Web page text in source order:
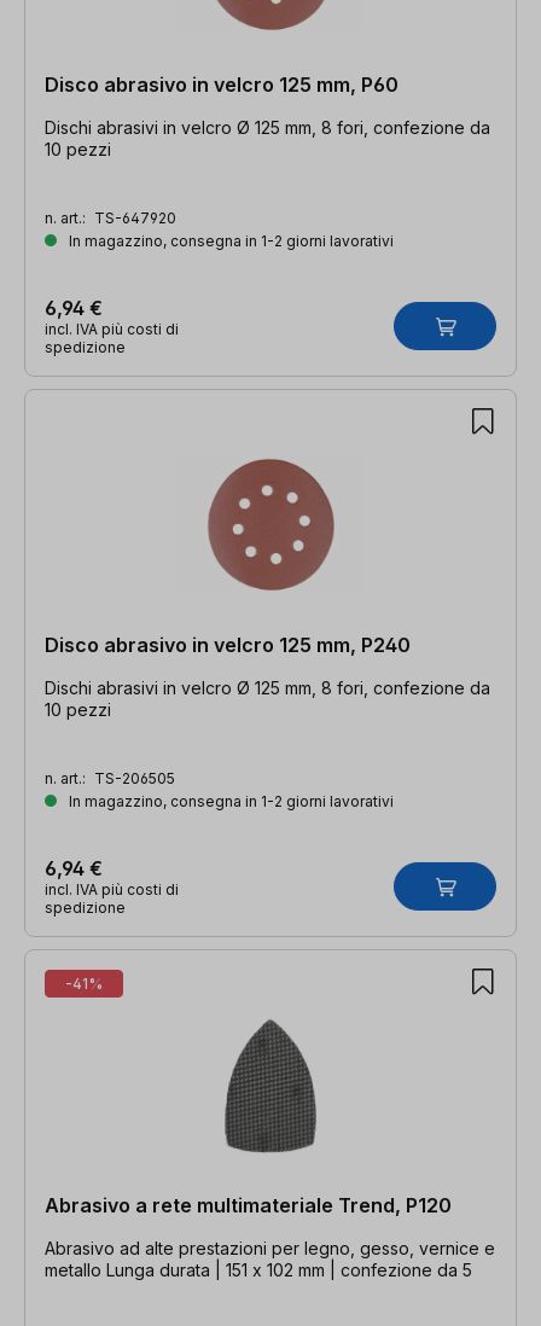
Disco abrasivo in velcro 125 mm, P60
Dischi abrasivi in velcro Ø 125 mm, 8 fori, confezione da
10 pezzi
n. art.: TS-647920
In magazzino, consegna in 1-2 giorni lavorativi
6,94 €
incl. IVA più costi di
spedizione
Disco abrasivo in velcro 125 mm, P240
Dischi abrasivi in velcro Ø 125 mm, 8 fori, confezione da
10 pezzi
n. art.: TS-206505
In magazzino, consegna in 1-2 giorni lavorativi
6,94 €
incl. IVA più costi di
spedizione
-41%
Abrasivo a rete multimateriale Trend, P120
Abrasivo ad alte prestazioni per legno, gesso, vernice e
metallo Lunga durata | 151 x 102 mm | confezione da 5